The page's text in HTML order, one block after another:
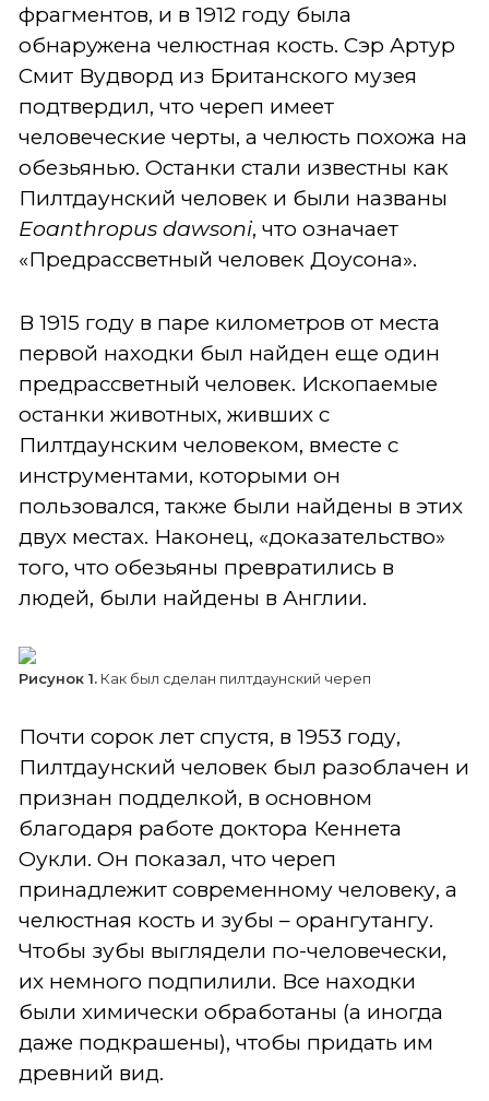
фрагментов, и в 1912 году была
обнаружена челюстная кость. Сэр Артур
Смит Вудворд из Британского музея
подтвердил, что череп имеет
человеческие черты, а челюсть похожа на
обезьянью. Останки стали известны как
Пилтдаунский человек и были названы
Eoanthropus dawsoni, что означает
«Предрассветный человек Доусона».
В 1915 году в паре километров от места
первой находки был найден еще один
предрассветный человек. Ископаемые
останки животных, живших с
Пилтдаунским человеком, вместе с
инструментами, которыми он
пользовался, также были найдены в этих
двух местах. Наконец, «доказательство»
того, что обезьяны превратились в
людей, были найдены в Англии.
Рисунок 1. Как был сделан пилтдаунский череп
Почти сорок лет спустя, в 1953 году,
Пилтдаунский человек был разоблачен и
признан подделкой, в основном
благодаря работе доктора Кеннета
Оукли. Он показал, что череп
принадлежит современному человеку, а
челюстная кость и зубы – орангутангу.
Чтобы зубы выглядели по-человечески,
их немного подпилили. Все находки
были химически обработаны (а иногда
даже подкрашены), чтобы придать им
древний вид.